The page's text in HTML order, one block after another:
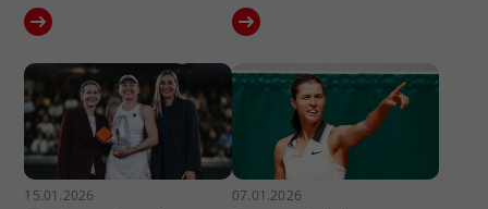
15.01.2026 07.01.2026